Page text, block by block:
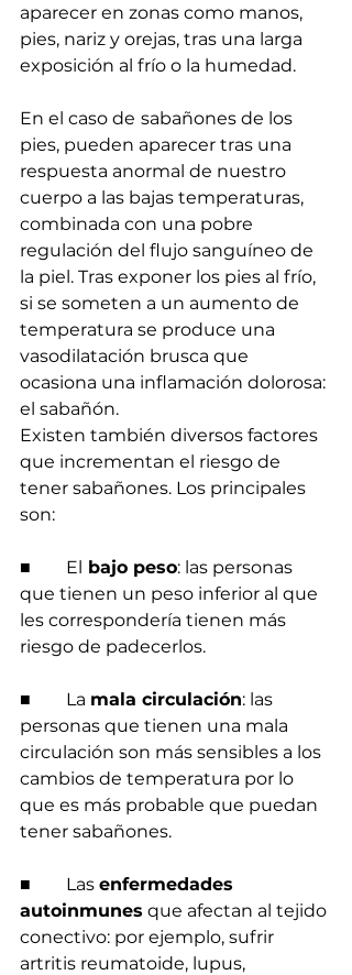
aparecer en zonas como manos,
pies, nariz y orejas, tras una larga
exposición al frío o la humedad.
En el caso de sabañones de los
pies, pueden aparecer tras una
respuesta anormal de nuestro
cuerpo a las bajas temperaturas,
combinada con una pobre
regulación del flujo sanguíneo de
la piel. Tras exponer los pies al frío,
si se someten a un aumento de
temperatura se produce una
vasodilatación brusca que
ocasiona una inflamación dolorosa:
el sabañón.
Existen también diversos factores
que incrementan el riesgo de
tener sabañones. Los principales
son:
■        El bajo peso: las personas
que tienen un peso inferior al que
les correspondería tienen más
riesgo de padecerlos.
■        La mala circulación: las
personas que tienen una mala
circulación son más sensibles a los
cambios de temperatura por lo
que es más probable que puedan
tener sabañones.
■        Las enfermedades
autoinmunes que afectan al tejido
conectivo: por ejemplo, sufrir
artritis reumatoide, lupus,